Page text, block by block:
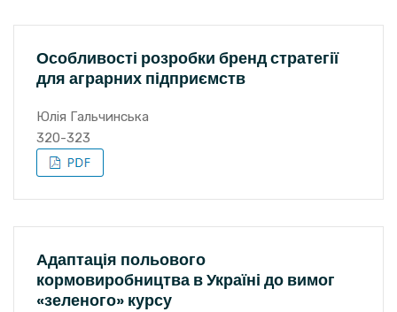
Особливості розробки бренд стратегії
для аграрних підприємств
Юлія Гальчинська
320-323
Адаптація польового
кормовиробництва в Україні до вимог
«зеленого» курсу